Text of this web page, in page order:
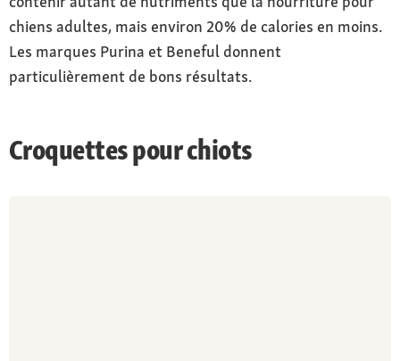
chiens adultes, mais environ 20% de calories en moins.
Les marques Purina et Beneful donnent
particulièrement de bons résultats.
Croquettes pour chiots